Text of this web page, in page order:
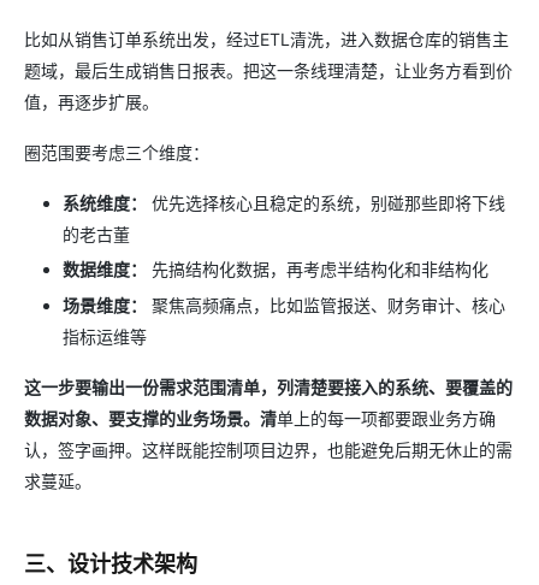
比如从销售订单系统出发，经过ETL清洗，进入数据仓库的销售主
题域，最后生成销售日报表。把这一条线理清楚，让业务方看到价
值，再逐步扩展。
圈范围要考虑三个维度：
系统维度：
优先选择核心且稳定的系统，别碰那些即将下线
的老古董
数据维度：
先搞结构化数据，再考虑半结构化和非结构化
场景维度：
聚焦高频痛点，比如监管报送、财务审计、核心
指标运维等
这一步要输出一份需求范围清单，列清楚要接入的系统、要覆盖的
数据对象、要支撑的业务场景。清单上的每一项都要跟业务方确
认，签字画押。这样既能控制项目边界，也能避免后期无休止的需
求蔓延。
三、设计技术架构